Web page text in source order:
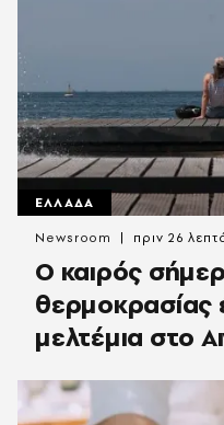
ΕΛΛΑΔΑ
Ο καιρός
θερμοκρασίας
μελτέμια στο
Newsroom πριν 26